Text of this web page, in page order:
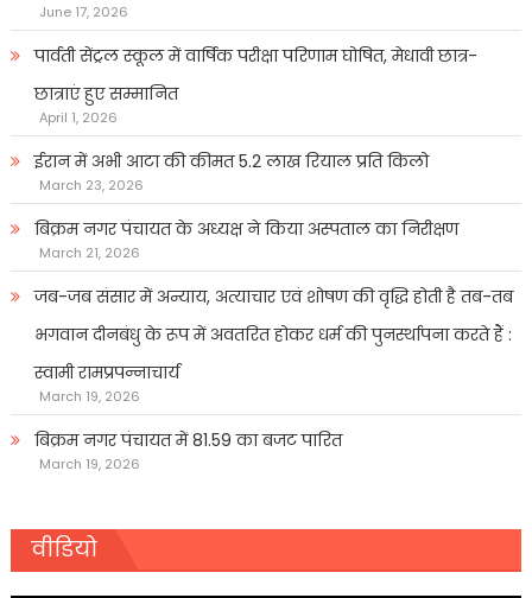
June 17, 2026
पार्वती सेंट्रल स्कूल में वार्षिक परीक्षा परिणाम घोषित, मेधावी छात्र-
छात्राएं हुए सम्मानित
April 1, 2026
ईरान में अभी आटा की कीमत 5.2 लाख रियाल प्रति किलो
March 23, 2026
बिक्रम नगर पंचायत के अध्यक्ष ने किया अस्पताल का निरीक्षण
March 21, 2026
जब-जब संसार में अन्याय, अत्याचार एवं शोषण की वृद्धि होती है तब-तब
भगवान दीनबंधु के रूप में अवतरित होकर धर्म की पुनर्स्थापना करते हैं :
स्वामी रामप्रपन्नाचार्य
March 19, 2026
बिक्रम नगर पंचायत में 81.59 का बजट पारित
March 19, 2026
वीडियो